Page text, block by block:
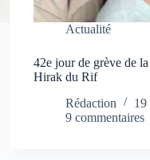
Actualité
42e jour de grève de
Hirak du Rif
Rédaction
19
9 commentaires